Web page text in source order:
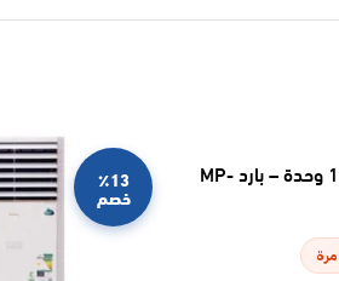
مكيف اسبليت ماندو بلس 12100 وحدة – بارد MP-
مرة
٪13
خصم